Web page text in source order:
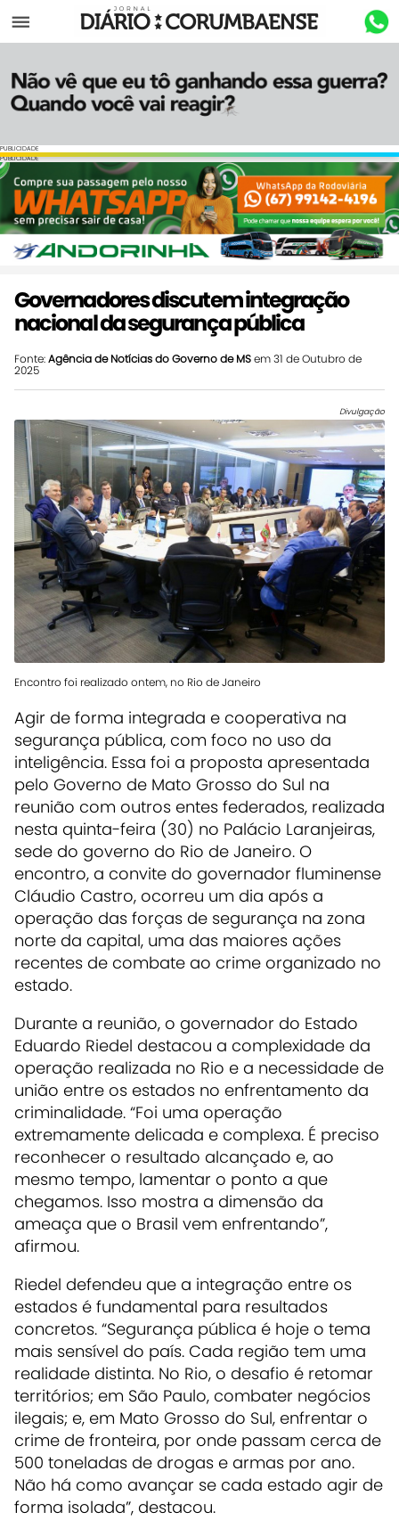
Menu
PUBLICIDADE
PUBLICIDADE
Governadores discutem integração
nacional da segurança pública
Fonte:Agência de Notícias do Governo de MSem 31 de Outubro de
2025
Divulgação
Encontro foi realizado ontem, no Rio de Janeiro
Agir de forma integrada e cooperativa na
segurança pública, com foco no uso da
inteligência. Essa foi a proposta apresentada
pelo Governo de Mato Grosso do Sul na
reunião com outros entes federados, realizada
nesta quinta-feira (30) no Palácio Laranjeiras,
sede do governo do Rio de Janeiro. O
encontro, a convite do governador fluminense
Cláudio Castro, ocorreu um dia após a
operação das forças de segurança na zona
norte da capital, uma das maiores ações
recentes de combate ao crime organizado no
estado.
Durante a reunião, o governador do Estado
Eduardo Riedel destacou a complexidade da
operação realizada no Rio e a necessidade de
união entre os estados no enfrentamento da
criminalidade. “Foi uma operação
extremamente delicada e complexa. É preciso
reconhecer o resultado alcançado e, ao
mesmo tempo, lamentar o ponto a que
chegamos. Isso mostra a dimensão da
ameaça que o Brasil vem enfrentando”,
afirmou.
Riedel defendeu que a integração entre os
estados é fundamental para resultados
concretos. “Segurança pública é hoje o tema
mais sensível do país. Cada região tem uma
realidade distinta. No Rio, o desafio é retomar
territórios; em São Paulo, combater negócios
ilegais; e, em Mato Grosso do Sul, enfrentar o
crime de fronteira, por onde passam cerca de
500 toneladas de drogas e armas por ano.
Não há como avançar se cada estado agir de
forma isolada”, destacou.